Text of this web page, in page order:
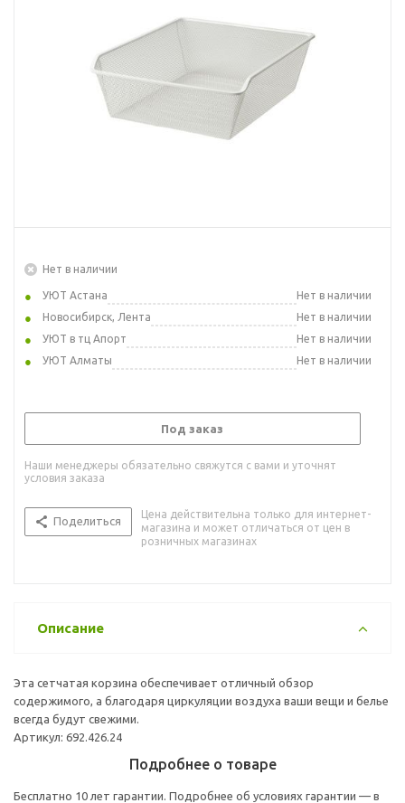
Нет в наличии
УЮТ Астана
Нет в наличии
Новосибирск, Лента
Нет в наличии
УЮТ в тц Апорт
Нет в наличии
УЮТ Алматы
Нет в наличии
Под заказ
Наши менеджеры обязательно свяжутся с вами и уточнят
условия заказа
Поделиться
Цена действительна только для интернет-
магазина и может отличаться от цен в
розничных магазинах
Описание
Эта сетчатая корзина обеспечивает отличный обзор
содержимого, а благодаря циркуляции воздуха ваши вещи и белье
всегда будут свежими.
Артикул: 692.426.24
Подробнее о товаре
Бесплатно 10 лет гарантии. Подробнее об условиях гарантии — в